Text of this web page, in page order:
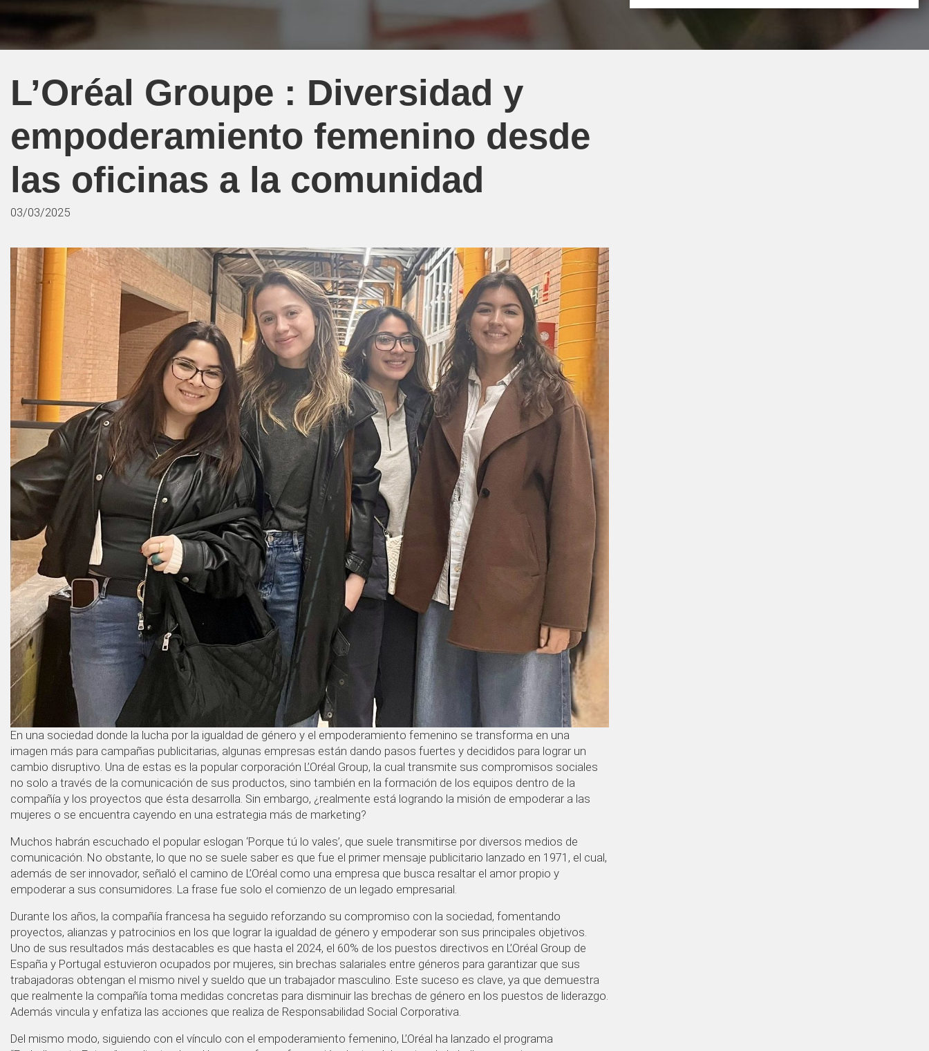
L’Oréal Groupe : Diversidad y
empoderamiento femenino desde
las oficinas a la comunidad
03/03/2025
En una sociedad donde la lucha por la igualdad de género y el empoderamiento femenino se transforma en una
imagen más para campañas publicitarias, algunas empresas están dando pasos fuertes y decididos para lograr un
cambio disruptivo. Una de estas es la popular corporación L’Oréal Group, la cual transmite sus compromisos sociales
no solo a través de la comunicación de sus productos, sino también en la formación de los equipos dentro de la
compañía y los proyectos que ésta desarrolla. Sin embargo, ¿realmente está logrando la misión de empoderar a las
mujeres o se encuentra cayendo en una estrategia más de marketing?
Muchos habrán escuchado el popular eslogan ‘Porque tú lo vales’, que suele transmitirse por diversos medios de
comunicación. No obstante, lo que no se suele saber es que fue el primer mensaje publicitario lanzado en 1971, el cual,
además de ser innovador, señaló el camino de L’Oréal como una empresa que busca resaltar el amor propio y
empoderar a sus consumidores. La frase fue solo el comienzo de un legado empresarial.
Durante los años, la compañía francesa ha seguido reforzando su compromiso con la sociedad, fomentando
proyectos, alianzas y patrocinios en los que lograr la igualdad de género y empoderar son sus principales objetivos.
Uno de sus resultados más destacables es que hasta el 2024, el 60% de los puestos directivos en L’Oréal Group de
España y Portugal estuvieron ocupados por mujeres, sin brechas salariales entre géneros para garantizar que sus
trabajadoras obtengan el mismo nivel y sueldo que un trabajador masculino. Este suceso es clave, ya que demuestra
que realmente la compañía toma medidas concretas para disminuir las brechas de género en los puestos de liderazgo.
Además vincula y enfatiza las acciones que realiza de Responsabilidad Social Corporativa.
Del mismo modo, siguiendo con el vínculo con el empoderamiento femenino, L’Oréal ha lanzado el programa